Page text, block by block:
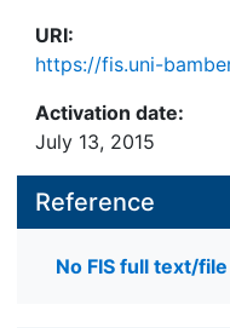
URI:
https://fis.uni-
Activation date:
July 13, 2015
Reference
No FIS full text/file